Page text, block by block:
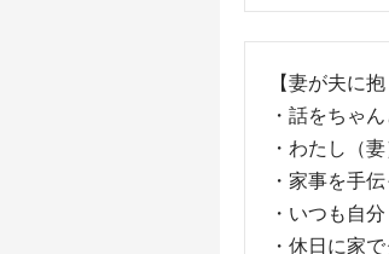
【妻が夫に
・話をちゃ
・わたし（
・家事を手
・いつも自
・休日に家